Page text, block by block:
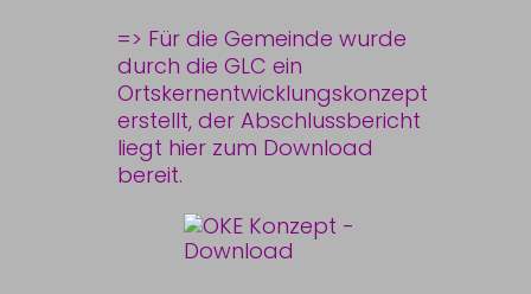
=> Für die Gemeinde wurde
durch die GLC ein
Ortskernentwicklungskonzept
erstellt, der Abschlussbericht
liegt hier zum Download
bereit.